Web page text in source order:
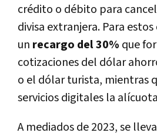
crédito o débito para
divisa extranjera. Para
un recargo del 30% que
cotizaciones del dólar
o el dólar turista, mientras
servicios digitales la
A mediados de 2023, se